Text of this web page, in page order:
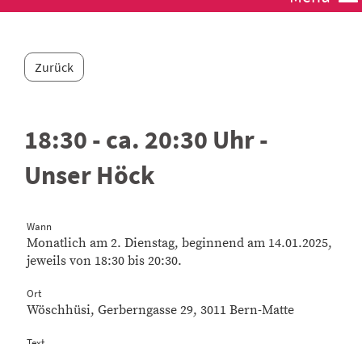
Zurück
18:30 - ca. 20:30 Uhr -
Unser Höck
Wann
Monatlich am 2. Dienstag, beginnend am 14.01.2025,
jeweils von 18:30 bis 20:30.
Ort
Wöschhüsi, Gerberngasse 29, 3011 Bern-Matte